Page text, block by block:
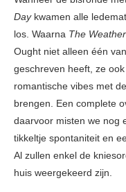
Day kwamen alle
los. Waarna The
Ought niet alleen één
geschreven heeft, ze
romantische vibes met
brengen. Een complete
daarvoor misten we nog
tikkeltje spontaniteit en
Al zullen enkel de
huis weergekeerd zijn.